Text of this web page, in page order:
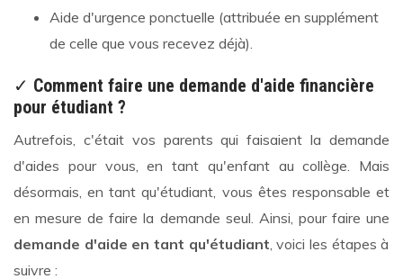
Aide d'urgence ponctuelle (attribuée en supplément
de celle que vous recevez déjà).
✓ Comment faire une demande d'aide financière
pour étudiant ?
Autrefois, c'était vos parents qui faisaient la demande
d'aides pour vous, en tant qu'enfant au collège. Mais
désormais, en tant qu'étudiant, vous êtes responsable et
en mesure de faire la demande seul. Ainsi, pour faire une
demande d'aide en tant qu'étudiant, voici les étapes à
suivre :